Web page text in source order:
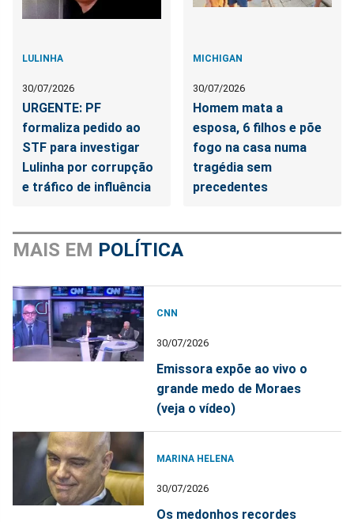
LULINHA
30/07/2026
URGENTE: PF
formaliza pedido ao
STF para investigar
Lulinha por corrupção
e tráfico de influência
MICHIGAN
30/07/2026
Homem mata a
esposa, 6 filhos e põe
fogo na casa numa
tragédia sem
precedentes
MAIS EM POLÍTICA
CNN
30/07/2026
Emissora expõe ao vivo o
grande medo de Moraes
(veja o vídeo)
MARINA HELENA
30/07/2026
Os medonhos recordes